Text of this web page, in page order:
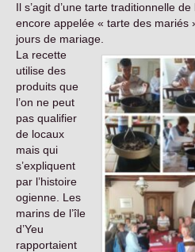
FAQ
Galerie photos
Liens
Contact
Il s’agit d’une tarte traditionnelle de
encore appelée « tarte des mariés
jours de mariage.
La recette
utilise des
produits que
l’on ne peut
pas qualifier
de locaux
mais qui
s’expliquent
par l’histoire
ogienne. Les
marins de l’île
d’Yeu
rapportaient